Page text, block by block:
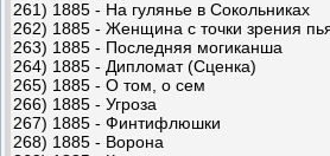
261) 1885 - На гулянье в Сокольниках
262) 1885 - Женщина с точки зрения
263) 1885 - Последняя могиканша
264) 1885 - Дипломат (Сценка)
265) 1885 - О том, о сем
266) 1885 - Угроза
267) 1885 - Финтифлюшки
268) 1885 - Ворона